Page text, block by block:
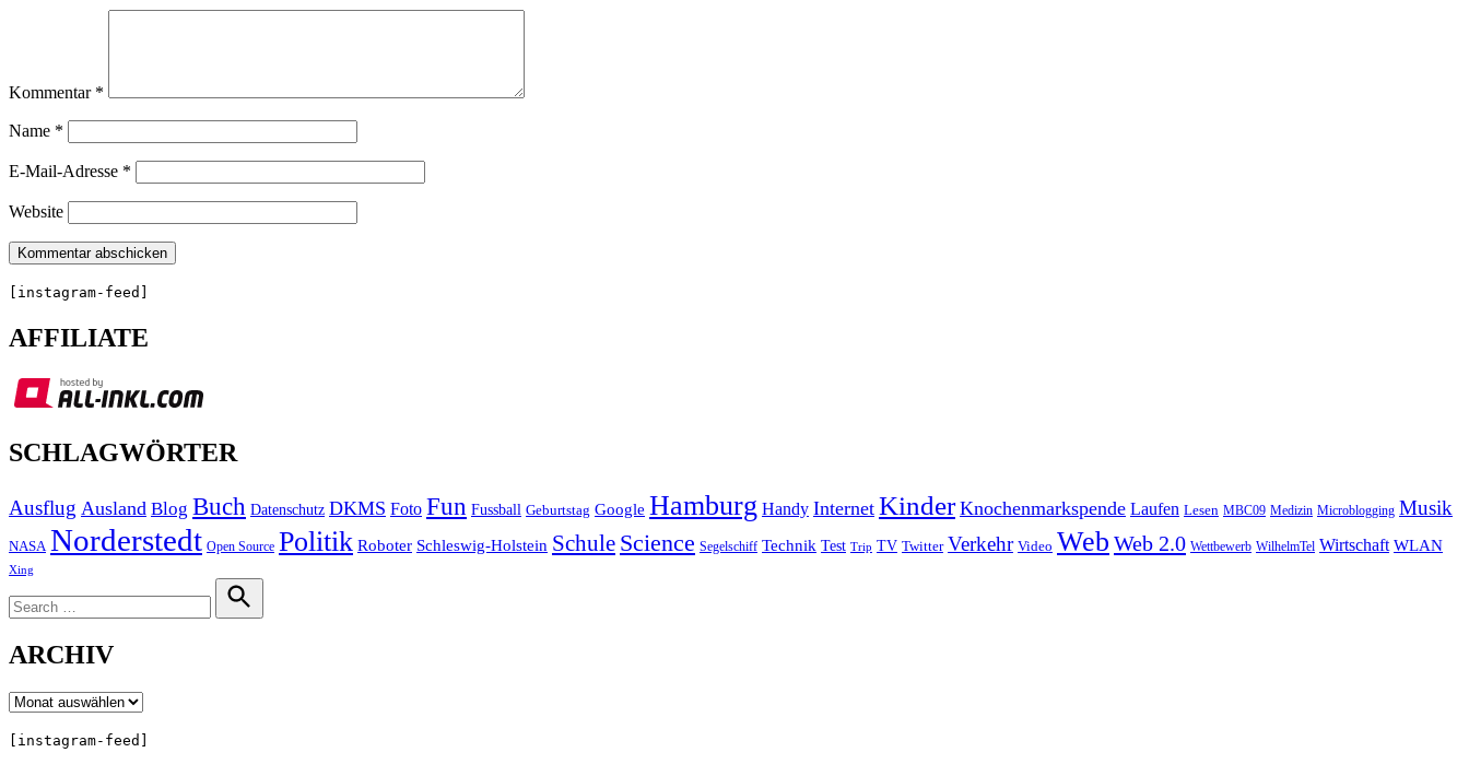
Kommentar *
Name *
E-Mail-Adresse *
Website
[instagram-feed]
AFFILIATE
SCHLAGWÖRTER
Ausflug Ausland Blog Buch Datenschutz DKMS Foto Fun Fussball Geburtstag Google Hamburg Handy Internet Kinder Knochenmarkspende Laufen Lesen MBC09 Medizin Microblogging Musik
NASA Norderstedt Open Source Politik Roboter Schleswig-Holstein Schule Science Segelschiff Technik Test Trip TV Twitter Verkehr Video Web Web 2.0 Wettbewerb WilhelmTel Wirtschaft WLAN
Xing
for:
Search
ARCHIV
Archiv
[instagram-feed]